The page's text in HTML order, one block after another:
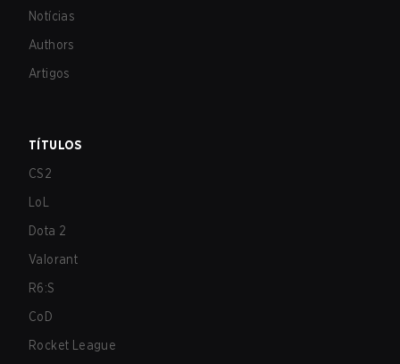
Notícias
Authors
Artigos
TÍTULOS
CS2
LoL
Dota 2
Valorant
R6:S
CoD
Rocket League